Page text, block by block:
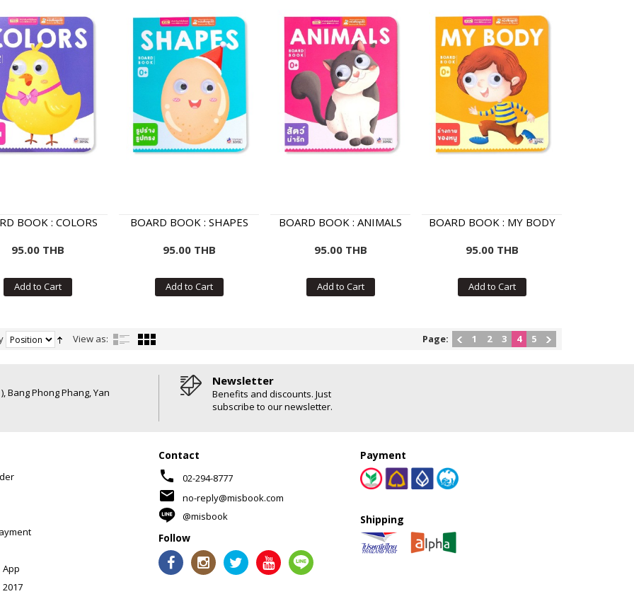
BOOK : COLORS
95.00 THB
Add to Cart
BOARD BOOK : SHAPES
95.00 THB
Add to Cart
BOARD BOOK : ANIMALS
95.00 THB
Add to Cart
BOARD BOOK : MY BODY
95.00 THB
Add to Cart
View as: Page: 1 2 3 4 5
Bang Phong Phang, Yan
Newsletter
Benefits and discounts. Just
subscribe to our newsletter.
Contact
phone 02-294-8777
mail
no-reply@misbook.com
@misbook
Follow
Payment
Shipping